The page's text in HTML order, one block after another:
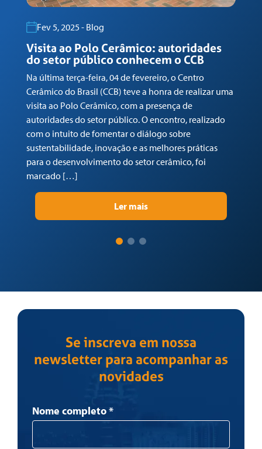
Fev 5, 2025 - Blog
Visita ao Polo Cerâmico: autoridades
do setor público conhecem o CCB
Na última terça-feira, 04 de fevereiro, o Centro
Cerâmico do Brasil (CCB) teve a honra de realizar uma
visita ao Polo Cerâmico, com a presença de
autoridades do setor público. O encontro, realizado
com o intuito de fomentar o diálogo sobre
sustentabilidade, inovação e as melhores práticas
para o desenvolvimento do setor cerâmico, foi
marcado […]
Ler mais
Se inscreva em nossa
newsletter para acompanhar as
novidades
Newsletter
Nome completo*